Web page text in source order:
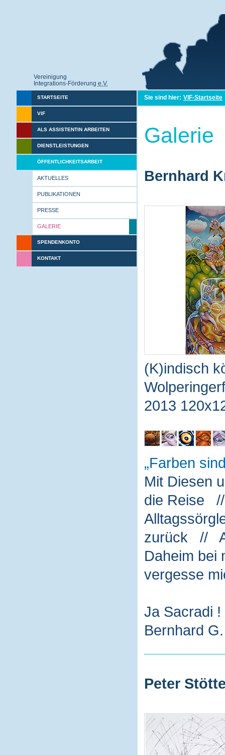
Vereinigung
Integrations-Förderung e.V.
STARTSEITE
VIF
ALS ASSISTENTIN ARBEITEN
DIENSTLEISTUNGEN
ÖFFENTLICHKEITSARBEIT
AKTUELLES
PUBLIKATIONEN
PRESSE
GALERIE
SPENDENKONTO
KONTAKT
Sie sind hier: VIF-Startseite
Galerie
Bernhard
(K)indisch
2013
Farben
Mit Diesen
die Reise
zurück //
Daheim
vergesse
Ja Sacradi
Bernhard
Peter